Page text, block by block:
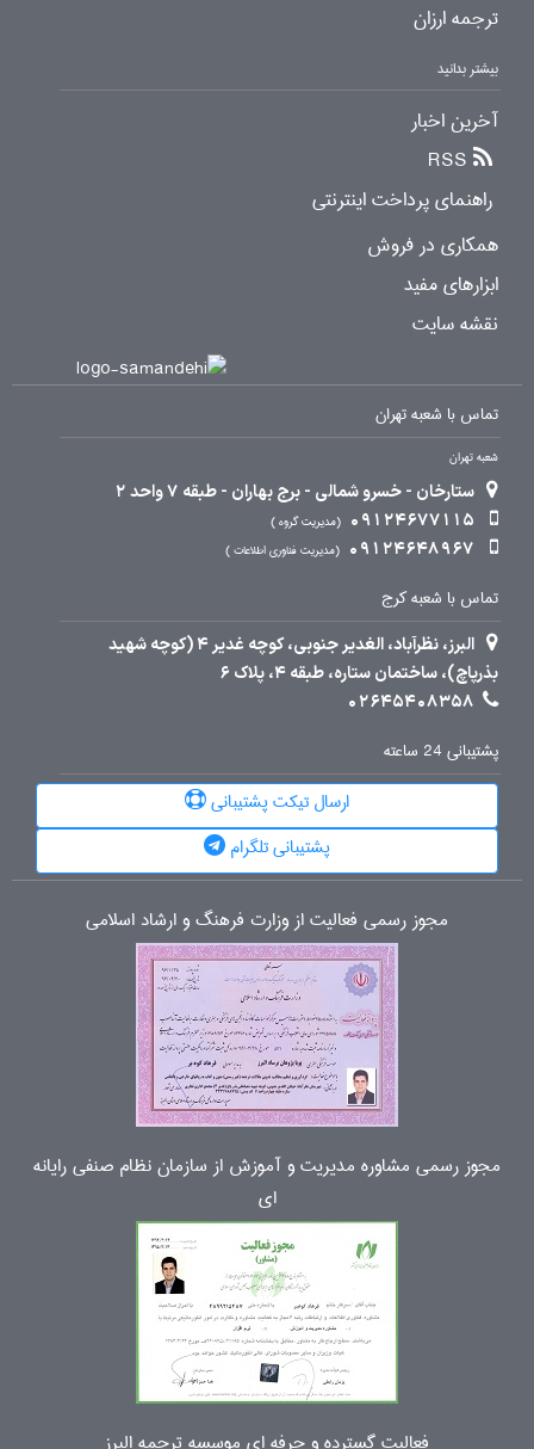
ترجمه ارزان
بیشتر بدانید
آخرین اخبار
RSS
راهنمای پرداخت اینترنتی
همکاری در فروش
ابزارهای مفید
نقشه سایت
تماس با شعبه تهران
شعبه تهران
ستارخان - خسرو شمالی - برج بهاران - طبقه 7 واحد 2
09124677115
مدیریت گروه
09124648967 مدیریت فناوری اطلاعات
تماس با شعبه کرج
البرز، نظرآباد، الغدیر جنوبی، کوچه غدیر 4 (کوچه شهید
بذرپاچ)، ساختمان ستاره، طبقه 4، پلاک 6
02645408358
پشتیبانی 24 ساعته
ارسال تیکت پشتیبانی
پشتیبانی تلگرام
مجوز رسمی فعالیت از وزارت فرهنگ و ارشاد اسلامی
مجوز رسمی مشاوره مدیریت و آموزش از سازمان نظام صنفی رایانه
ای